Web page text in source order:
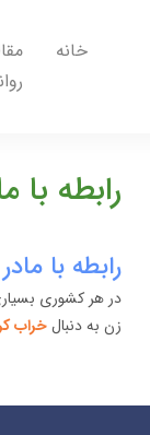
خانه
رابطه
رابطه با
در هر کشوری
زن به دنبالخراب